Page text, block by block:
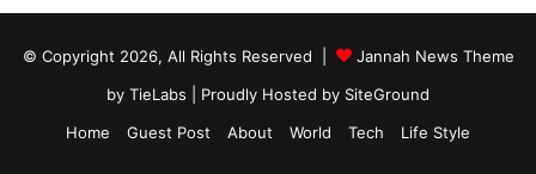
© Copyright 2026, All Rights Reserved |
Jannah News Theme
by TieLabs | Proudly Hosted by SiteGround
Home
Guest Post About World Tech Life Style